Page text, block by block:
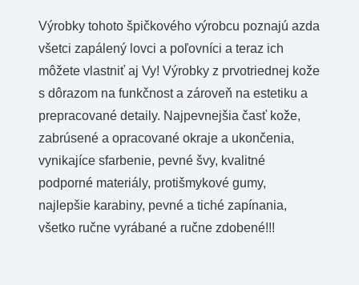
Výrobky tohoto špičkového výrobcu poznajú azda
všetci zapálený lovci a poľovníci a teraz ich
môžete vlastniť aj Vy! Výrobky z prvotriednej kože
s dôrazom na funkčnost a zároveň na estetiku a
prepracované detaily. Najpevnejšia časť kože,
zabrúsené a opracované okraje a ukončenia,
vynikajíce sfarbenie, pevné švy, kvalitné
podporné materiály, protišmykové gumy,
najlepšie karabiny, pevné a tiché zapínania,
všetko ručne vyrábané a ručne zdobené!!!